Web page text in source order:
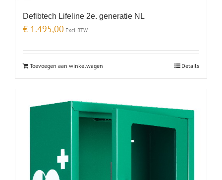
Defibtech Lifeline 2e. generatie NL
€ 1.495,00 Excl. BTW
Toevoegen aan winkelwagen Details